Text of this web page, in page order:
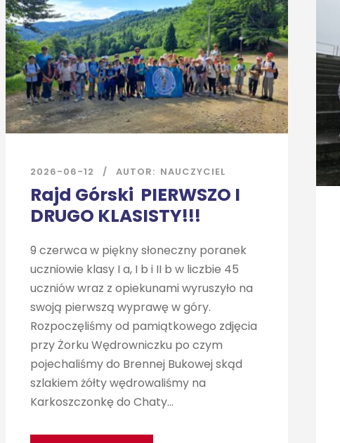
2026-06-12 AUTOR: NAUCZYCIEL
Rajd Górski PIERWSZO I
DRUGO KLASISTY!!!
9 czerwca w piękny słoneczny poranek
uczniowie klasy I a, I b i II b w liczbie 45
uczniów wraz z opiekunami wyruszyło na
swoją pierwszą wyprawę w góry.
Rozpoczęliśmy od pamiątkowego zdjęcia
przy Żorku Wędrowniczku po czym
pojechaliśmy do Brennej Bukowej skąd
szlakiem żółty wędrowaliśmy na
Karkoszczonkę do Chaty...